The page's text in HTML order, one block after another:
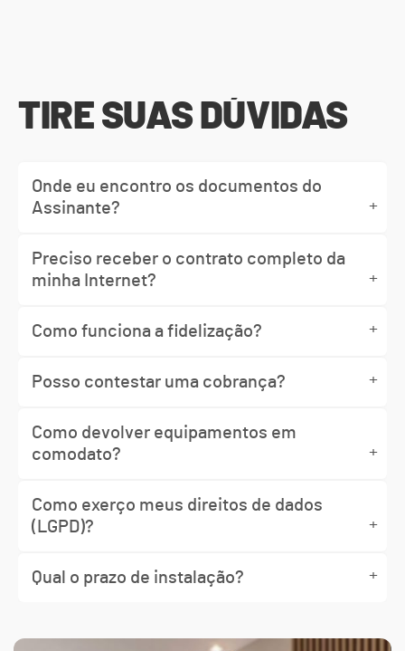
TIRE SUAS DÚVIDAS
Onde eu encontro os documentos do
Assinante?
+
Preciso receber o contrato completo da
minha Internet?
+
Como funciona a fidelização? +
Posso contestar uma cobrança? +
Como devolver equipamentos em
comodato?
+
Como exerço meus direitos de dados
(LGPD)?
+
Qual o prazo de instalação? +